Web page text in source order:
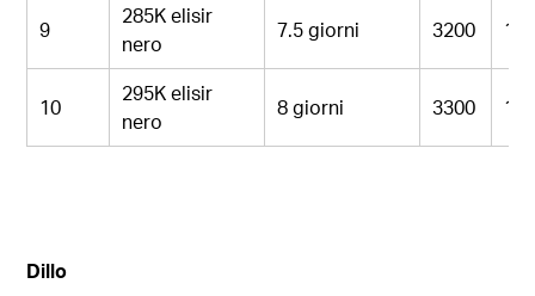
9
285K elisir
nero
7.5 giorni 3200
10
295K elisir
nero
8 giorni 3300
Dillo